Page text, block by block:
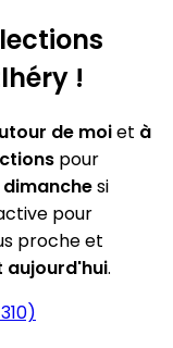
!
de moiet à
pour
dimanchesi
pour
proche et
aujourd'hui.